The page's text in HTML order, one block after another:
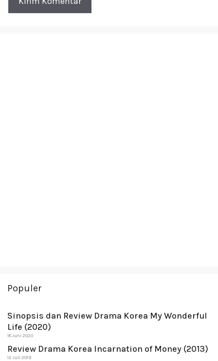
Populer
Sinopsis dan Review Drama Korea My Wonderful
Life (2020)
18 Juni 2020
Review Drama Korea Incarnation of Money (2013)
12 Juli 2019